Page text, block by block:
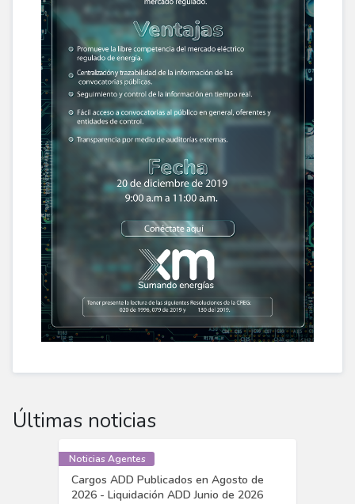
Últimas noticias
Noticias Agentes
Cargos ADD Publicados en Agosto de
2026 - Liquidación ADD Junio de 2026